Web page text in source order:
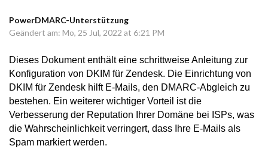
PowerDMARC-Unterstützung
Geändert am: Mo, 25 Jul, 2022 at 6:21 PM
Dieses Dokument enthält eine schrittweise Anleitung zur
Konfiguration von DKIM für Zendesk. Die Einrichtung von
DKIM für Zendesk hilft E-Mails, den DMARC-Abgleich zu
bestehen. Ein weiterer wichtiger Vorteil ist die
Verbesserung der Reputation Ihrer Domäne bei ISPs, was
die Wahrscheinlichkeit verringert, dass Ihre E-Mails als
Spam markiert werden.